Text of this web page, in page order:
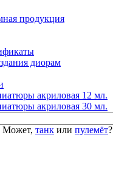
продукция
диорам
акриловая 12 мл.
акриловая 30 мл.
Может, танк или пулемёт?